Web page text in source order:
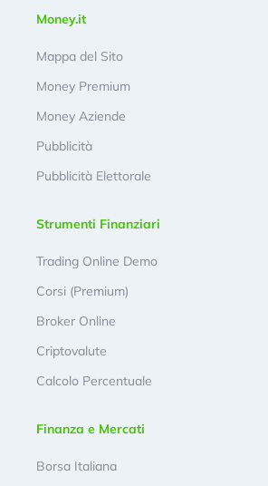
Money.it
Mappa del Sito
Money Premium
Money Aziende
Pubblicità
Pubblicità Elettorale
Strumenti Finanziari
Trading Online Demo
Corsi (Premium)
Broker Online
Criptovalute
Calcolo Percentuale
Finanza e Mercati
Borsa Italiana